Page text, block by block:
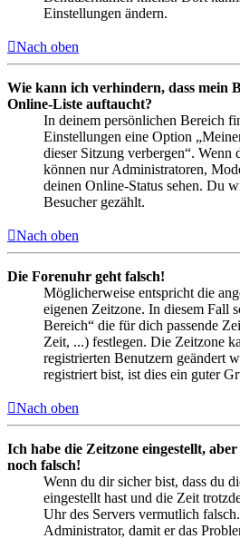
Einstellungen ändern.
Nach oben
Wie kann ich verhindern, dass mein
Online-Liste auftaucht?
In deinem persönlichen Bereich
Einstellungen eine Option
dieser Sitzung verbergen“. Wenn
können nur Administratoren,
deinen Online-Status sehen. Du
Besucher gezählt.
Nach oben
Die Forenuhr geht falsch!
Möglicherweise entspricht die
eigenen Zeitzone. In diesem Fall
Bereich“ die für dich passende
Zeit, ...) festlegen. Die Zeitzone
registrierten Benutzern geändert
registriert bist, ist dies ein guter
Nach oben
Ich habe die Zeitzone eingestellt,
noch falsch!
Wenn du dir sicher bist, dass du
eingestellt hast und die Zeit
Uhr des Servers vermutlich
Administrator, damit er das